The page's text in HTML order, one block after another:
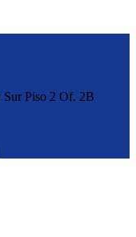
Piso 2 Of. 2B